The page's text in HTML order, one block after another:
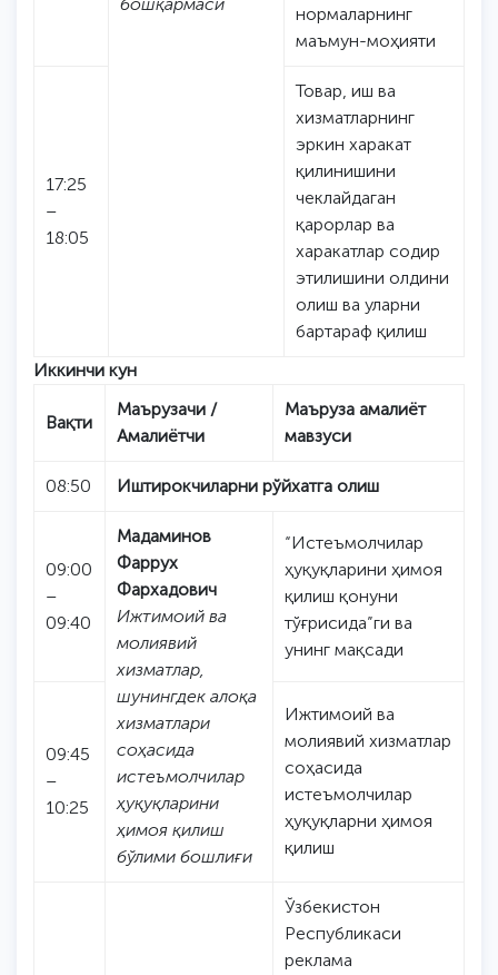
нормаларнинг
маъмун-моҳияти
17:25
–
18:05
Товар, иш ва
хизматларнинг
эркин харакат
қилинишини
чеклайдаган
қарорлар ва
харакатлар содир
этилишини олдини
олиш ва уларни
бартараф қилиш
Иккинчи кун
Вақти
Маърузачи /
Амалиётчи
Маъруза амалиёт
мавзуси
08:50 Иштирокчиларни рўйхатга олиш
09:00
–
09:40
Мадаминов
Фаррух
Фархадович
Ижтимоий ва
молиявий
хизматлар,
шунингдек алоқа
хизматлари
соҳасида
истеъмолчилар
ҳуқуқларини
ҳимоя қилиш
бўлими бошлиғи
“Истеъмолчилар
ҳуқуқларини ҳимоя
қилиш қонуни
тўғрисида”ги ва
унинг мақсади
09:45
–
10:25
Ижтимоий ва
молиявий хизматлар
соҳасида
истеъмолчилар
ҳуқуқларни ҳимоя
қилиш
Ўзбекистон
Республикаси
реклама